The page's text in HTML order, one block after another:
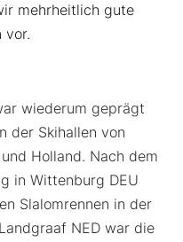
mehrheitlich gute
vor.
wiederum geprägt
der Skihallen von
Holland. Nach dem
in Wittenburg DEU
Slalomrennen in der
NED war die